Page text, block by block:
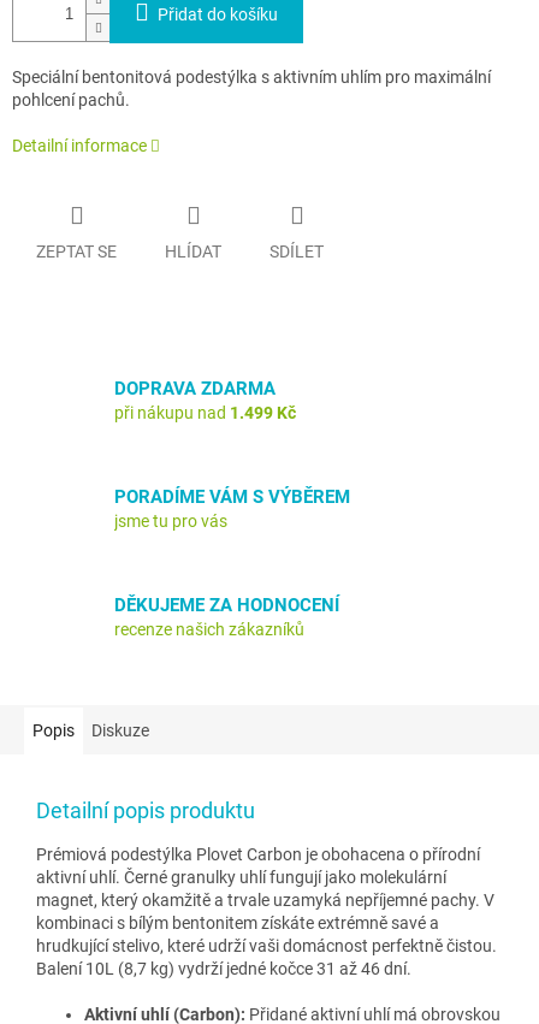
Přidat do košíku
Speciální bentonitová podestýlka s aktivním uhlím pro maximální
pohlcení pachů.
Detailní informace
ZEPTAT SE HLÍDAT SDÍLET
DOPRAVA ZDARMA
při nákupu nad 1.499 Kč
PORADÍME VÁM S VÝBĚREM
jsme tu pro vás
DĚKUJEME ZA HODNOCENÍ
recenze našich zákazníků
Popis Diskuze
Detailní popis produktu
Prémiová podestýlka Plovet Carbon je obohacena o přírodní
aktivní uhlí. Černé granulky uhlí fungují jako molekulární
magnet, který okamžitě a trvale uzamyká nepříjemné pachy. V
kombinaci s bílým bentonitem získáte extrémně savé a
hrudkující stelivo, které udrží vaši domácnost perfektně čistou.
Balení 10L (8,7 kg) vydrží jedné kočce 31 až 46 dní.
Aktivní uhlí (Carbon): Přidané aktivní uhlí má obrovskou